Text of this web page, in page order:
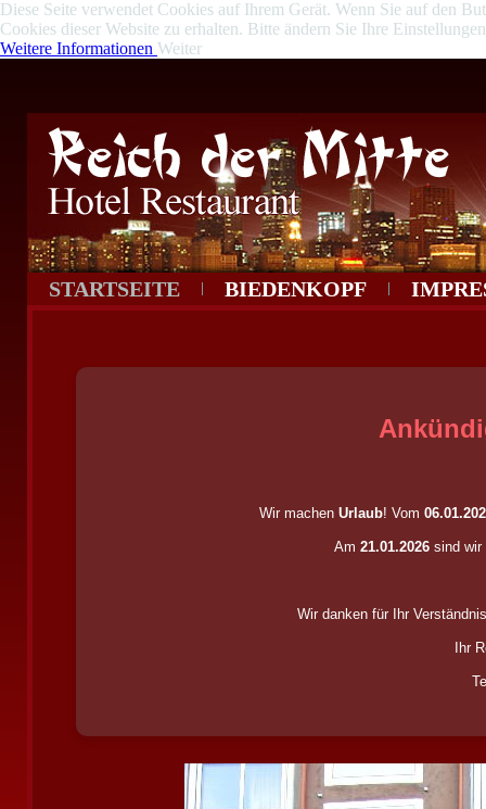
Diese Seite verwendet Cookies auf Ihrem Gerät. Wenn Sie auf den
Cookies dieser Website zu erhalten. Bitte ändern Sie Ihre
Weitere Informationen Weiter
STARTSEITE BIEDENKOPF
Wir machen Urlaub! Vom
Am 21.01.2026 sind wir
Wir danken für Ihr
Ihr